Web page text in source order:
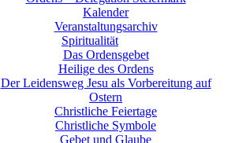
Kalender
Veranstaltungsarchiv
Spiritualität
Das Ordensgebet
Heilige des Ordens
Der Leidensweg Jesu als Vorbereitung auf
Ostern
Christliche Feiertage
Christliche Symbole
Gebet und Glaube